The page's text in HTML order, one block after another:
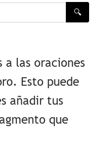
🔍
a las oraciones
Esto puede
añadir tus
que